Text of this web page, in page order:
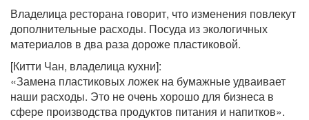
Владелица ресторана говорит, что изменения повлекут
дополнительные расходы. Посуда из экологичных
материалов в два раза дороже пластиковой.
[Китти Чан, владелица кухни]:
«Замена пластиковых ложек на бумажные удваивает
наши расходы. Это не очень хорошо для бизнеса в
сфере производства продуктов питания и напитков».